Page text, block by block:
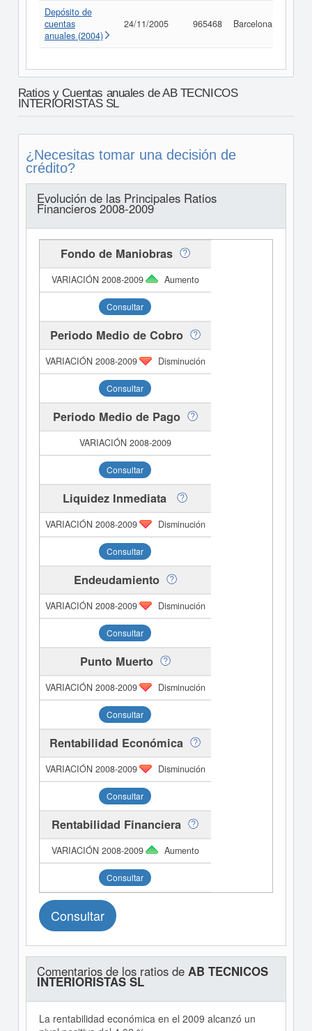
Depósito de
cuentas
anuales (2004)
24/11/2005 965468 Barcelona
Ratios y Cuentas anuales de AB TECNICOS
INTERIORISTAS SL
¿Necesitas tomar una decisión de
crédito?
Evolución de las Principales Ratios
Financieros 2008-2009
Fondo de Maniobras
Aumento
Consultar
Periodo Medio de Cobro
Disminución
Consultar
Periodo Medio de Pago
Consultar
Liquidez Inmediata
Disminución
Consultar
Endeudamiento
Disminución
Consultar
Punto Muerto
Disminución
Consultar
Rentabilidad Económica
Disminución
Consultar
Rentabilidad Financiera
Aumento
Consultar
Consultar
Comentarios de los ratios de AB TECNICOS
INTERIORISTAS SL
La rentabilidad económica en el 2009 alcanzó un